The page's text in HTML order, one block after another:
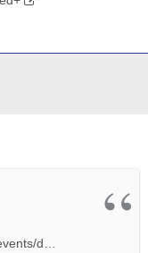
d…